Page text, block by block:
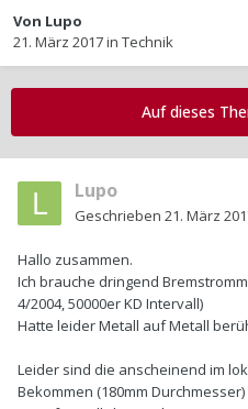
Von Lupo
21. März 2017in Technik
Auf dieses
Lupo
Geschrieben 21. März
Hallo zusammen.
Ich brauche dringend
4/2004, 50000er KD Intervall)
Hatte leider Metall auf Metall
Leider sind die anscheinend im
Bekommen (180mm Durchmesser)